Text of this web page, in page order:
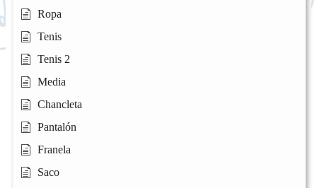
Ropa
Tenis
Tenis 2
Media
Chancleta
Pantalón
Franela
Saco